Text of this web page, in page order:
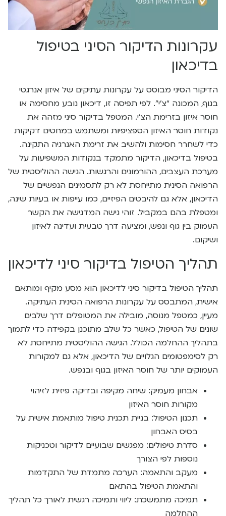
עקרונות הדיקור הסיני בטיפול
בדיכאון
הדיקור הסיני מבוסס על עקרונות עתיקים של איזון אנרגטי
בגוף, המכונה “צ’י”. לפי תפיסה זו, דיכאון נובע מחסימה או
חוסר איזון בזרימת הצ’י. המטפל בדיקור סיני מזהה את
נקודות חוסר האיזון הספציפיות ומשתמש במחטים דקיקות
כדי לשחרר חסימות ולהשיב את זרימת האנרגיה התקינה.
בטיפול בדיכאון, הדיקור מתמקד בנקודות המשפיעות על
מערכת העצבים, ההורמונים והרגשות. הגישה ההוליסטית של
הרפואה הסינית מתייחסת לא רק לתסמינים הנפשיים של
הדיכאון, אלא גם להיבטים הפיזיים, כמו עייפות או בעיות שינה,
ומטפלת בהם במקביל. זוהי גישה המדגישה את הקשר
העמוק בין גוף ונפש, ומציעה דרך טבעית ועדינה לאיזון
ושיקום.
תהליך הטיפול בדיקור סיני לדיכאון
תהליך הטיפול בדיקור סיני לדיכאון הוא מסע מקיף ומותאם
אישית, המתבסס על עקרונות הרפואה הסינית העתיקה.
מעיין, כמטפל מנוסה, מובילה את המטופלים דרך שלבים
שונים של הטיפול, כאשר כל שלב מתוכנן בקפידה כדי לתמוך
בתהליך ההחלמה הכולל. הגישה ההוליסטית מתייחסת לא
רק לסימפטומים הגלויים של הדיכאון, אלא גם למקורות
העמוקים יותר של חוסר האיזון בגוף ובנפש.
אבחון מעמיק: שיחה מקיפה ובדיקה פיזית לזיהוי
מקורות חוסר האיזון
תכנון הטיפול: בניית תכנית טיפול מותאמת אישית על
בסיס האבחון
סדרת טיפולים: מפגשים שבועיים לדיקור וטכניקות
נוספות לפי הצורך
מעקב והתאמה: הערכה מתמדת של התקדמות
והתאמת הטיפול בהתאם
תמיכה מתמשכת: ליווי ותמיכה רגשית לאורך כל תהליך
ההחלמה